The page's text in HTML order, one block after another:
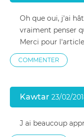
Oh que oui, j'ai
vraiment penser
Merci pour
COMMENTER
Kawtar 23/02/
J ai beaucoup